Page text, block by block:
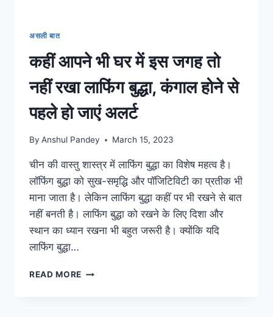
असली बात
कहीं आपने भी घर में इस जगह तो
नहीं रखा लाफिंग बुद्धा, कंगाल होने से
पहले हो जाएं अलर्ट
By Anshul Pandey March 15, 2023
चीन की वास्तु शास्त्र में लाफिंग बुद्धा का विशेष महत्व है।
लॉफिंग बुद्धा को सुख-समृद्धि और पॉजिटिविटी का प्रतीक भी
माना जाता है। लेकिन लाफिंग बुद्धा कहीं पर भी रखने से बात
नहीं बनती है। लाफिंग बुद्धा को रखने के लिए दिशा और
स्थान का ध्यान रखना भी बहुत जरूरी है। क्योंकि यदि
लाफिंग बुद्धा…
READ MORE कहीं